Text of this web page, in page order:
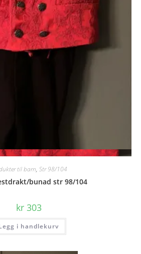
Quick View
til barn, Str 98/104
bunad str 98/104
kr303
i handlekurv